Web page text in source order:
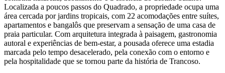
Localizada a poucos passos do Quadrado, a propriedade ocupa uma
área cercada por jardins tropicais, com 22 acomodações entre suítes,
apartamentos e bangalôs que preservam a sensação de uma casa de
praia particular. Com arquitetura integrada à paisagem, gastronomia
autoral e experiências de bem-estar, a pousada oferece uma estadia
marcada pelo tempo desacelerado, pela conexão com o entorno e
pela hospitalidade que se tornou parte da história de Trancoso.